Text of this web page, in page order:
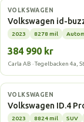
Elbil
VOLKSWAGEN
Volkswagen id-
2023 8278 mil
384 990 kr
Carla AB · Tegelbacken 4a,
Elbil
VOLKSWAGEN
Volkswagen ID.4
2023 8824 mil SUV